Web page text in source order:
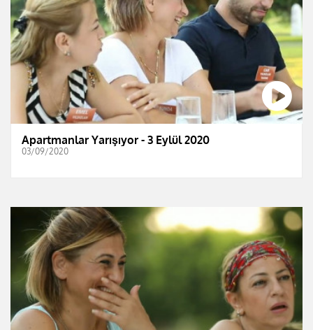
Apartmanlar Yarışıyor - 3 Eylül 2020
03/09/2020